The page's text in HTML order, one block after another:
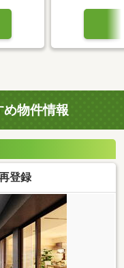
物件情報
登録